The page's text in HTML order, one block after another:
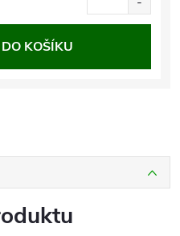
KOŠÍKU